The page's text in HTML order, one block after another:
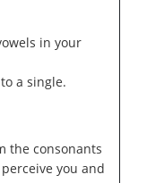
in your
a single.
the consonants
you and